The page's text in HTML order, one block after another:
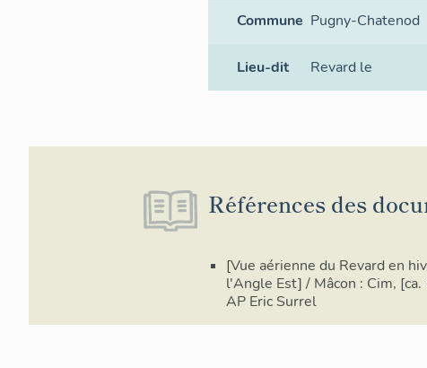
Commune Pugny-Chatenod
Lieu-dit Revard le
Références des
[Vue aérienne du Revard en
l'Angle Est] / Mâcon : Cim,
AP Eric Surrel